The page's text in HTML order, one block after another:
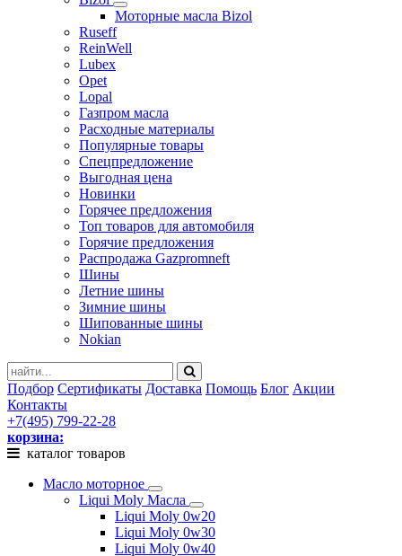
Моторные масла Bizol
Ruseff
ReinWell
Lubex
Opet
Lopal
Газпром масла
Расходные материалы
Популярные товары
Спецпредложение
Выгодная цена
Новинки
Горячее предложения
Топ товаров для автомобиля
Горячие предложения
Распродажа Gazpromneft
Шины
Летние шины
Зимние шины
Шипованные шины
Nokian
Подбор Сертификаты Доставка Помощь Блог Акции
Контакты
+7(495) 799-22-28
корзина:
каталог товаров
Масло моторное
Liqui Moly Масла
Liqui Moly 0w20
Liqui Moly 0w30
Liqui Moly 0w40